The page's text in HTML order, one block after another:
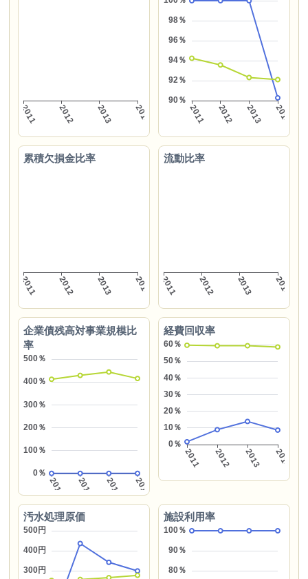
累積欠損金比率 流動比率
企業債残高対事業規模比
率
経費回収率
汚水処理原価 施設利用率